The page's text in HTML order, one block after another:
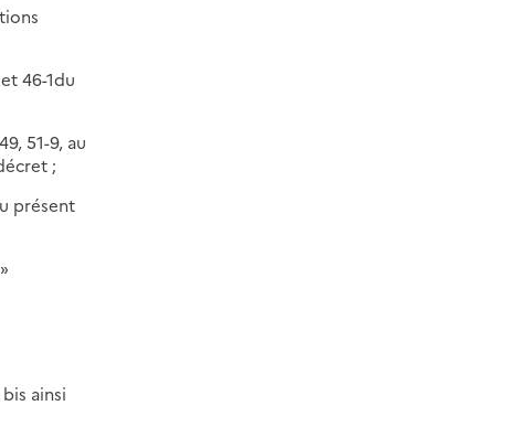
46-1du
51-9, au
;
présent
ainsi